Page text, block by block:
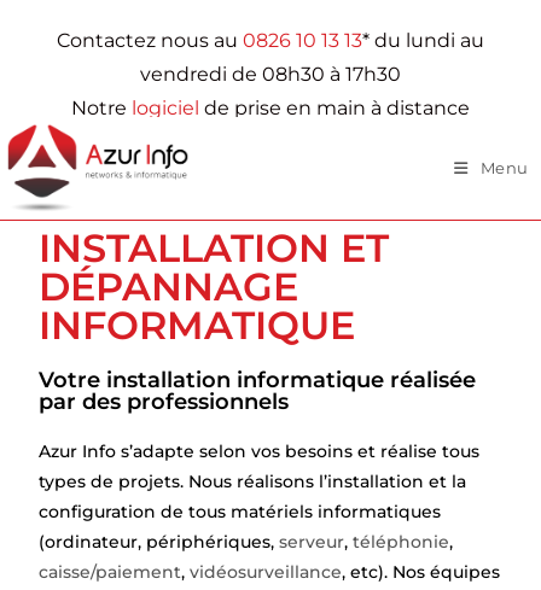
Contactez nous au 0826 10 13 13* du lundi au
vendredi de 08h30 à 17h30
Notre logiciel de prise en main à distance
Menu
INSTALLATION ET
DÉPANNAGE
INFORMATIQUE
Votre installation informatique réalisée
par des professionnels
Azur Info s’adapte selon vos besoins et réalise tous
types de projets. Nous réalisons l’installation et la
configuration de tous matériels informatiques
(ordinateur, périphériques,serveur,téléphonie,
caisse/paiement,vidéosurveillance, etc). Nos équipes